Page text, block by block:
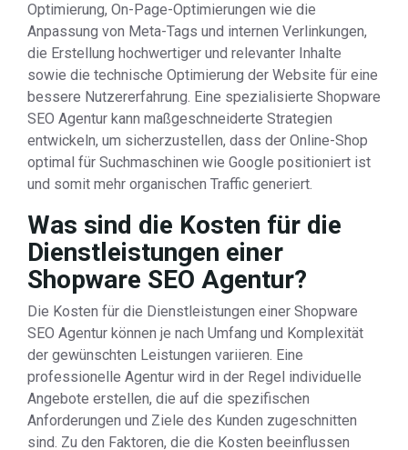
Optimierung, On-Page-Optimierungen wie die
Anpassung von Meta-Tags und internen Verlinkungen,
die Erstellung hochwertiger und relevanter Inhalte
sowie die technische Optimierung der Website für eine
bessere Nutzererfahrung. Eine spezialisierte Shopware
SEO Agentur kann maßgeschneiderte Strategien
entwickeln, um sicherzustellen, dass der Online-Shop
optimal für Suchmaschinen wie Google positioniert ist
und somit mehr organischen Traffic generiert.
Was sind die Kosten für die
Dienstleistungen einer
Shopware SEO Agentur?
Die Kosten für die Dienstleistungen einer Shopware
SEO Agentur können je nach Umfang und Komplexität
der gewünschten Leistungen variieren. Eine
professionelle Agentur wird in der Regel individuelle
Angebote erstellen, die auf die spezifischen
Anforderungen und Ziele des Kunden zugeschnitten
sind. Zu den Faktoren, die die Kosten beeinflussen